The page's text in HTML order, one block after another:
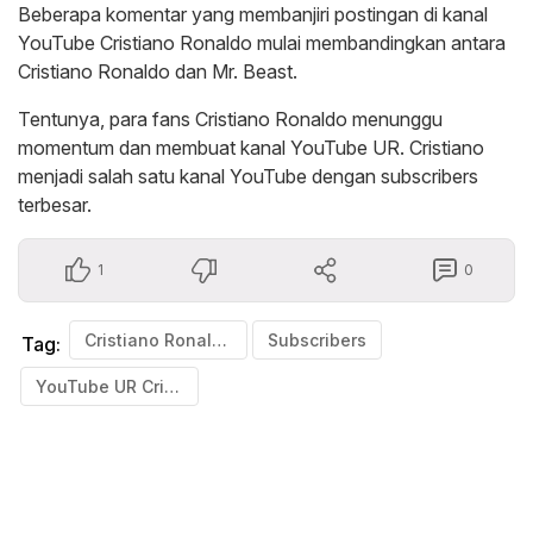
Beberapa komentar yang membanjiri postingan di kanal
YouTube Cristiano Ronaldo mulai membandingkan antara
Cristiano Ronaldo dan Mr. Beast.
Tentunya, para fans Cristiano Ronaldo menunggu
momentum dan membuat kanal YouTube UR. Cristiano
menjadi salah satu kanal YouTube dengan subscribers
terbesar.
1 0
Tag: Cristiano Ronaldo Subscribers
YouTube UR Cristiano